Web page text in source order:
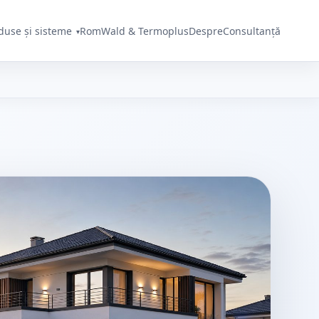
și sisteme RomWald & TermoplusDespreConsultanță